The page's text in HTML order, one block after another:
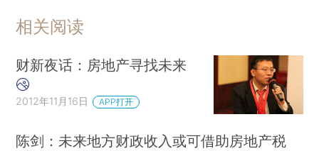
相关阅读
财新夜话：房地产寻找未来
2012年11月16日 APP打开
陈剑：未来地方财政收入或可借助房地产税